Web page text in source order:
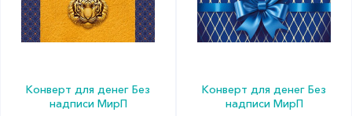
Конверт для денег Без
надписи МирП
Конверт для денег Без
надписи МирП